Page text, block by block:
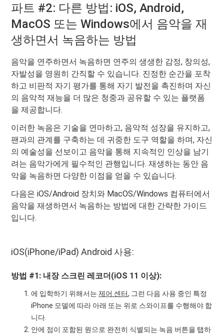
파트 #2: 다른 방법: iOS, Android,
MacOS 또는 Windows에서 음악을 재
생하면서 녹음하는 방법
음악을 연주하면서 녹음하면 연주의 생생한 감정, 창의성,
자발성을 영원히 간직할 수 있습니다. 진정한 순간을 포착
하고 비판적 자기 평가를 통해 자기 발전을 촉진하며 자신
의 음악적 재능을 더 많은 청중과 공유할 수 있는 플랫폼
을 제공합니다.
이러한 녹음은 기술을 연마하고, 음악적 성장을 유지하고,
팬과의 관계를 구축하는 데 귀중한 도구 역할을 하며, 자신
의 예술성을 선보이고 음악을 통해 지속적인 인상을 남기
려는 음악가에게 필수적인 관행입니다. 재생하는 동안 음
악을 녹음하면 다양한 이점을 얻을 수 있습니다.
다음은 iOS/Android 장치와 MacOS/Windows 컴퓨터에서
음악을 재생하면서 녹음하는 방법에 대한 간략한 가이드
입니다.
iOS(iPhone/iPad) Android 사용:
방법 #1: 내장 스크린 레코더(iOS 11 이상):
에 입학하기 위해서는제어 센터, 그런 다음 사용 중인 특정
iPhone 모델에 따라 아래 또는 위로 스와이프를 수행해야 합
니다.
안에 점이 포함된 원으로 완전히 식별되는 녹음 버튼을 탭하